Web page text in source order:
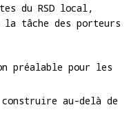
du RSD local,
tâche des porteurs
préalable pour les
au-delà de